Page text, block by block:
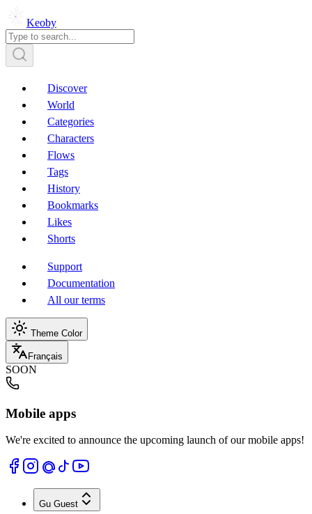
Keoby
Discover
World
Categories
Characters
Flows
Tags
History
Bookmarks
Likes
Shorts
Support
Documentation
All our terms
Theme Color
Français
SOON
Mobile apps
We're excited to announce the upcoming launch of our mobile apps!
Gu Guest